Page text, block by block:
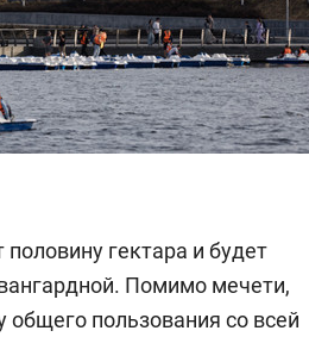
гектара и будет
Помимо мечети,
общего пользования со всей